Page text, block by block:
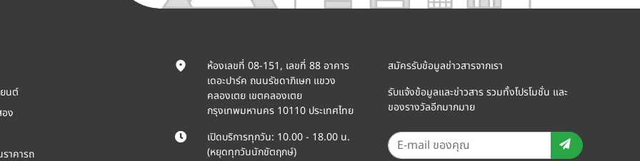
นต์
ง
ราคารถ
ห้องเลขที่ 08-151, เลขที่ 88 อาคาร
เดอะปาร์ค ถนนรัชดาภิเษก แขวง
คลองเตย เขตคลองเตย
กรุงเทพมหานคร 10110 ประเทศไทย
เปิดบริการทุกวัน: 10.00 - 18.00 น.
(หยุดทุกวันนักขัตฤกษ์)
สมัครรับข้อมูลข่าวสารจากเรา
รับแจ้งข้อมูลและข่าวสาร รวมทั้งโปรโมชั่น และ
ของรางวัลอีกมากมาย